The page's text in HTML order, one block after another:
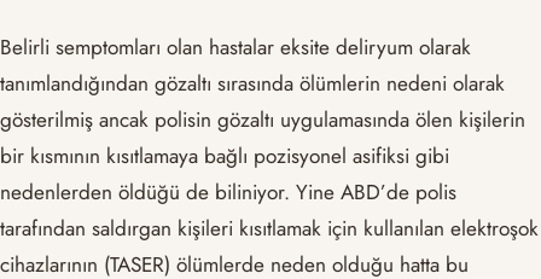
Belirli semptomları olan hastalar eksite deliryum olarak
tanımlandığından gözaltı sırasında ölümlerin nedeni olarak
gösterilmiş ancak polisin gözaltı uygulamasında ölen kişilerin
bir kısmının kısıtlamaya bağlı pozisyonel asifiksi gibi
nedenlerden öldüğü de biliniyor. Yine ABD’de polis
tarafından saldırgan kişileri kısıtlamak için kullanılan elektroşok
cihazlarının (TASER) ölümlerde neden olduğu hatta bu